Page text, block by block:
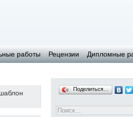
работы Рецензии Дипломные
Поделиться…